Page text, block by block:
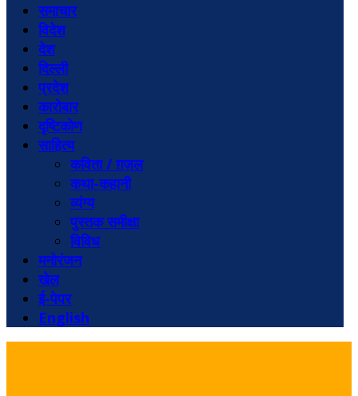
समाचार
विदेश
देश
दिल्ली
प्रदेश
कारोबार
दृष्टिकोण
साहित्य
कविता / ग़ज़ल
कथा-कहानी
व्यंग्य
पुस्तक समीक्षा
विविध
मनोरंजन
खेल
ई-पेपर
English